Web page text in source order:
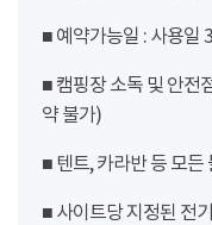
■ 예약가능일 : 사용일
■ 캠핑장 소독 및 안전
약 불가)
■ 텐트, 카라반 등 모든
■ 사이트당 지정된 전